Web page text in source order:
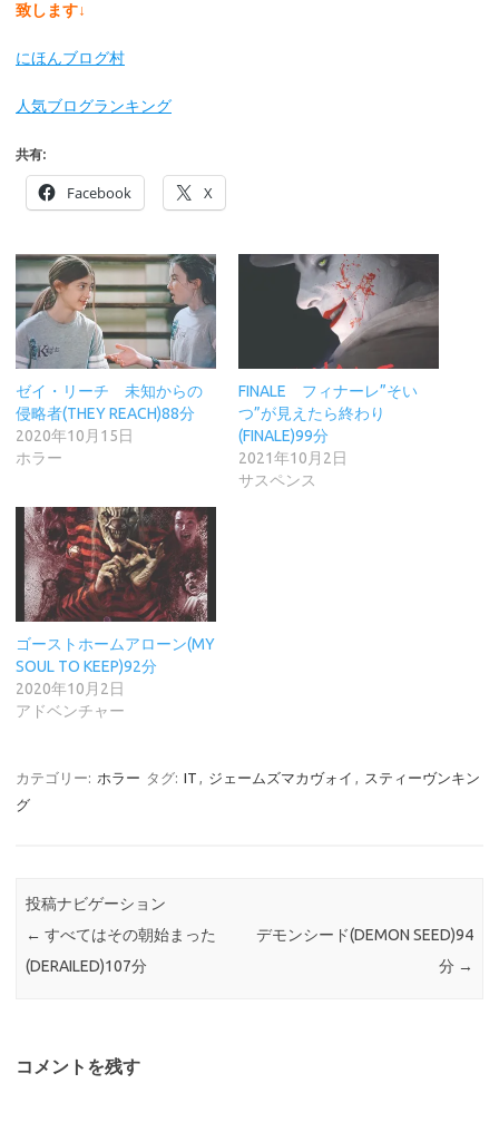
致します↓
にほんブログ村
人気ブログランキング
共有:
Facebook X
ゼイ・リーチ 未知からの
侵略者(THEY REACH)88分
2020年10月15日
ホラー
FINALE フィナーレ”そい
つ”が見えたら終わり
(FINALE)99分
2021年10月2日
サスペンス
ゴーストホームアローン(MY
SOUL TO KEEP)92分
2020年10月2日
アドベンチャー
カテゴリー: ホラー タグ: IT ジェームズマカヴォイ
スティーヴンキン
グ
投稿ナビゲーション
← すべてはその朝始まった
(DERAILED)107分
デモンシード(DEMON SEED)94
分 →
コメントを残す